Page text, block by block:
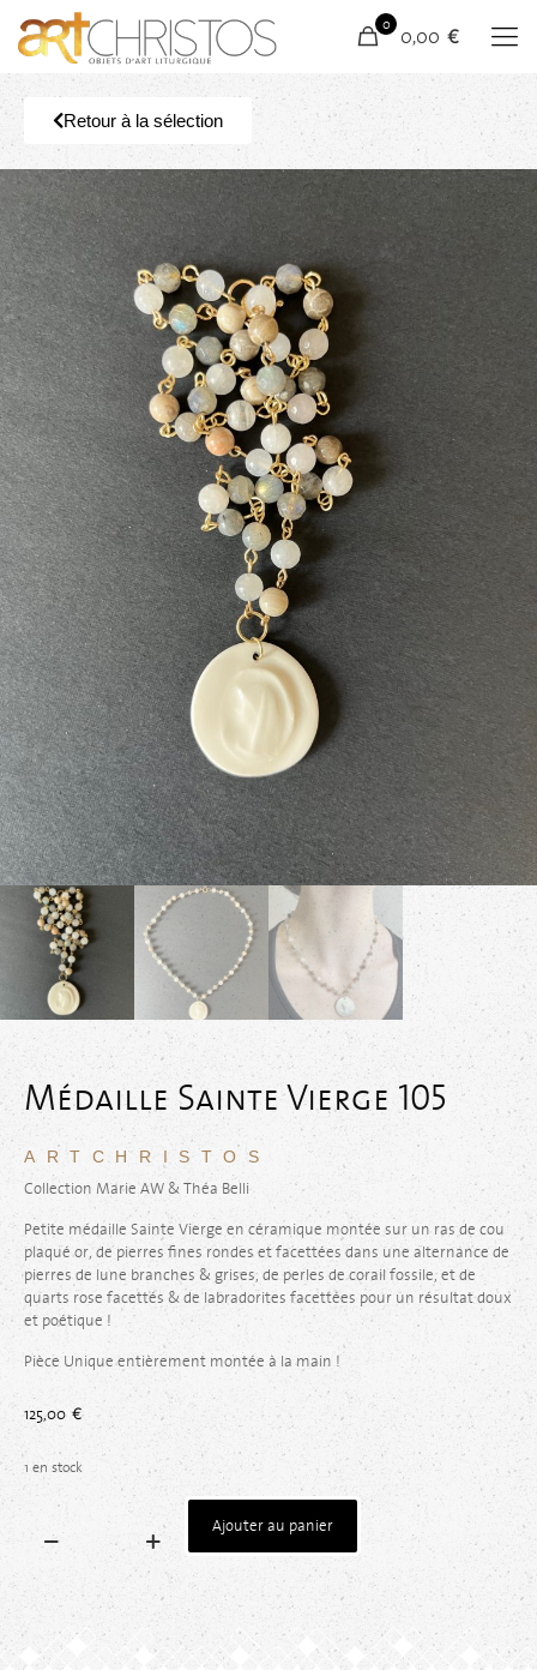
0 0,00 €
Retour à la sélection
Médaille Sainte Vierge 105
ARTCHRISTOS
Collection Marie AW & Théa Belli
Petite médaille Sainte Vierge en céramique montée sur un ras de cou
plaqué or, de pierres fines rondes et facettées dans une alternance de
pierres de lune branches & grises, de perles de corail fossile, et de
quarts rose facettés & de labradorites facettées pour un résultat doux
et poétique !
Pièce Unique entièrement montée à la main !
125,00 €
1 en stock
Ajouter au panier